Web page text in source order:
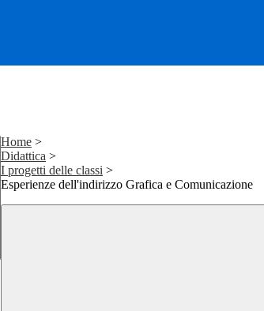
Home >
Didattica >
I progetti delle classi >
Esperienze dell'indirizzo Grafica e Comunicazione